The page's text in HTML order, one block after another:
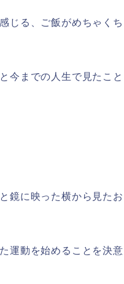
じる、ご飯がめちゃくち
今までの人生で見たこと
鏡に映った横から見たお
運動を始めることを決意